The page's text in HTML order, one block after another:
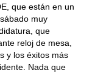
que están en un
muy
que
reloj de mesa,
y los éxitos más
Nada que